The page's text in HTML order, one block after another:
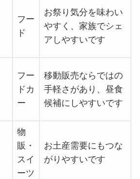
フー
ド
お祭り気分を味わい
やすく、家族でシェ
アしやすいです
フー
ドカ
ー
移動販売ならではの
手軽さがあり、昼食
候補にしやすいです
物
販・
スイ
ーツ
お土産需要にもつな
がりやすいです